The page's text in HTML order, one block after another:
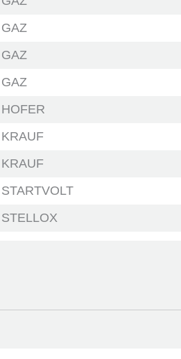
GAZ
GAZ
GAZ
HOFER
KRAUF
KRAUF
STARTVOLT
STELLOX